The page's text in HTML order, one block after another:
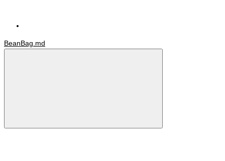
BeanBag.md